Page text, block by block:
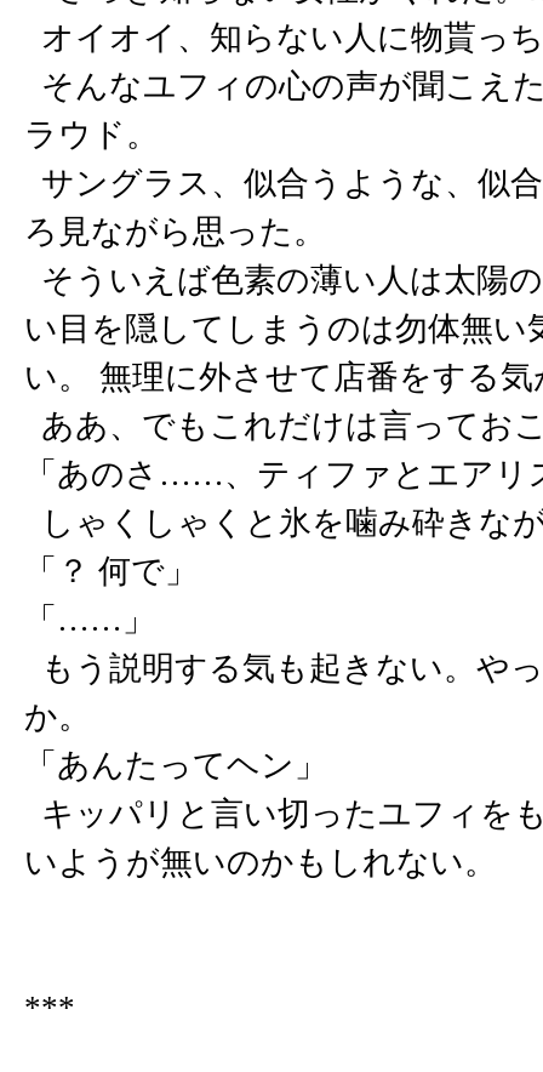
オイオイ、知らない人に物貰っ
そんなユフィの心の声が聞こえ
ラウド。
サングラス、似合うような、似
ろ見ながら思った。
そういえば色素の薄い人は太陽
い目を隠してしまうのは勿体無
い。 無理に外させて店番をする
ああ、でもこれだけは言ってお
「あのさ……、ティファとエアリ
しゃくしゃくと氷を噛み砕きな
「？ 何で」
「……」
もう説明する気も起きない。や
か。
「あんたってヘン」
キッパリと言い切ったユフィを
いようが無いのかもしれない。
***